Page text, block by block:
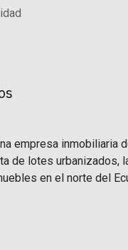
empresa inmobiliaria
de lotes urbanizados,
en el norte del